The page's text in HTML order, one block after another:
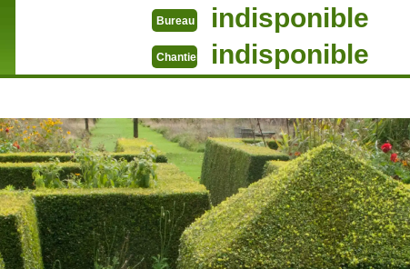
Bureau indisponible
Chantier indisponible